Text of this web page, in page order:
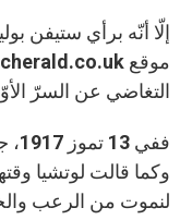
إلّا أنّه برأي ستيفن
التغاضي عن السرّ
وكما قالت لوتشيا
لنموت من الرعب